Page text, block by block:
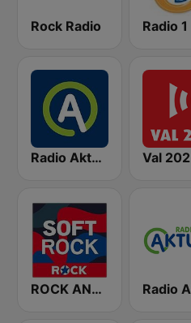
Rock Radio Radio 1
Radio Aktual Val 202
ROCK ANTENNE Soft Rock